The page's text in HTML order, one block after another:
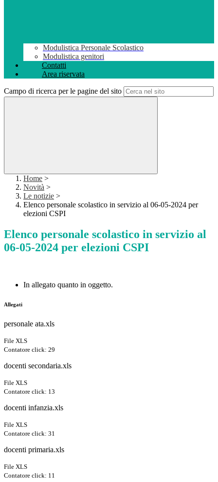
Modulistica Personale Scolastico
Modulistica genitori
Contatti
Area riservata
Campo di ricerca per le pagine del sito
Home >
Novità >
Le notizie >
Elenco personale scolastico in servizio al 06-05-2024 per
elezioni CSPI
Elenco personale scolastico in servizio al
06-05-2024 per elezioni CSPI
In allegato quanto in oggetto.
Allegati
personale ata.xls
File XLS
Contatore click: 29
docenti secondaria.xls
File XLS
Contatore click: 13
docenti infanzia.xls
File XLS
Contatore click: 31
docenti primaria.xls
File XLS
Contatore click: 11